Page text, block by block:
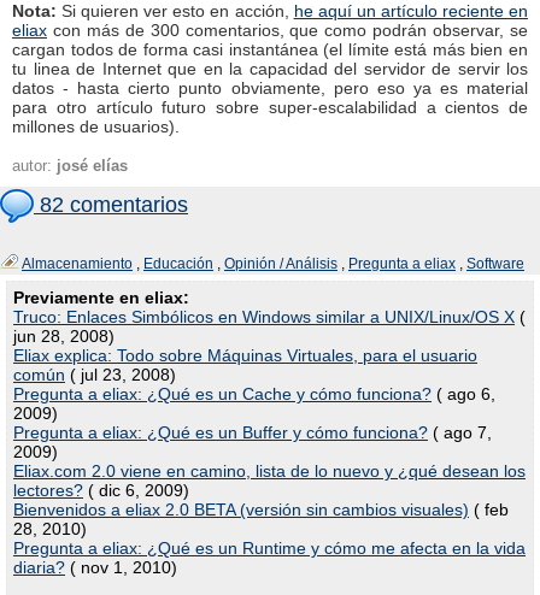
Nota: Si quieren ver esto en acción, he aquí un artículo reciente en
eliax con más de 300 comentarios, que como podrán observar, se
cargan todos de forma casi instantánea (el límite está más bien en
tu linea de Internet que en la capacidad del servidor de servir los
datos - hasta cierto punto obviamente, pero eso ya es material
para otro artículo futuro sobre super-escalabilidad a cientos de
millones de usuarios).
autor: josé elías
82 comentarios
Almacenamiento , Educación , Opinión / Análisis , Pregunta a eliax , Software
Previamente en eliax:
Truco: Enlaces Simbólicos en Windows similar a UNIX/Linux/OS X (
jun 28, 2008)
Eliax explica: Todo sobre Máquinas Virtuales, para el usuario
común ( jul 23, 2008)
Pregunta a eliax: ¿Qué es un Cache y cómo funciona? ( ago 6,
2009)
Pregunta a eliax: ¿Qué es un Buffer y cómo funciona? ( ago 7,
2009)
Eliax.com 2.0 viene en camino, lista de lo nuevo y ¿qué desean los
lectores? ( dic 6, 2009)
Bienvenidos a eliax 2.0 BETA (versión sin cambios visuales) ( feb
28, 2010)
Pregunta a eliax: ¿Qué es un Runtime y cómo me afecta en la vida
diaria? ( nov 1, 2010)